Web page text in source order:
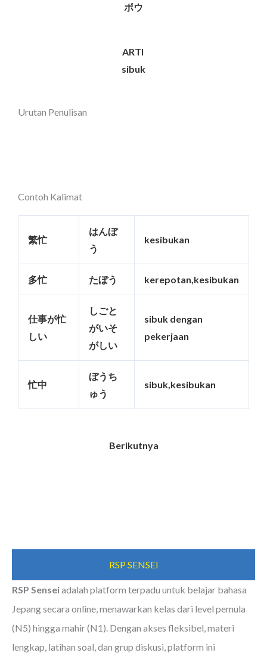
ボウ
ARTI
sibuk
Urutan Penulisan
Contoh Kalimat
繁忙
はんぼ
う
kesibukan
多忙 たぼう kerepotan,kesibukan
仕事が忙
しい
しごと
がいそ
がしい
sibuk dengan
pekerjaan
忙中
ぼうち
ゅう
sibuk,kesibukan
Berikutnya
RSP SENSEI
RSP Senseiadalah platform terpadu untuk belajar bahasa
Jepang secara online, menawarkan kelas dari level pemula
(N5) hingga mahir (N1). Dengan akses fleksibel, materi
lengkap, latihan soal, dan grup diskusi, platform ini